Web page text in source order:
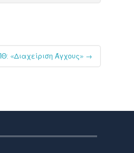
«Διαχείριση Άγχους» →